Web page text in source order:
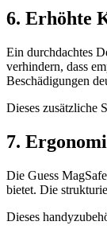
6. Erhöhte
Ein durchdachtes
verhindern, dass
Beschädigungen
Dieses zusätzliche
7.
Die Guess
bietet. Die
Dieses